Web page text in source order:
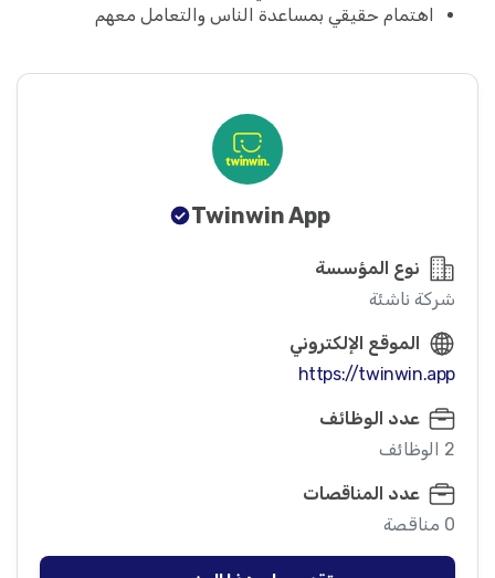
اهتمام حقيقي بمساعدة الناس والتعامل معهم
Twinwin App
نوع المؤسسة
شركة ناشئة
الموقع الإلكتروني
https://twinwin.app
عدد الوظائف
2 الوظائف
عدد المناقصات
0 مناقصة